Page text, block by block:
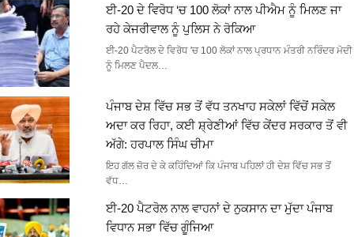
ਈ-20 ਦੇ ਵਿਰੋਧ ‘ਚ 100 ਲੋਕਾਂ ਨਾਲ ਪੀਐਮ ਨੂੰ ਮਿਲਣ ਜਾ
ਰਹੇ ਕੇਜਰੀਵਾਲ ਨੂੰ ਪੁਲਿਸ ਨੇ ਰੋਕਿਆ
ਈ-20 ਪੈਟਰੋਲ ਦੇ ਵਿਰੋਧ 'ਚ 100 ਲੋਕਾਂ ਨਾਲ ਪ੍ਰਧਾਨ ਮੰਤਰੀ ਨਰਿੰਦਰ ਮੋਦੀ
ਨੂੰ ਮਿਲਣ ਪੈਦਲ…
ਪੰਜਾਬ ਦੇਸ਼ ਵਿੱਚ ਸਭ ਤੋਂ ਵੱਧ ਤਨਖਾਹ ਸਕੇਲਾਂ ਵਿੱਚੋਂ ਸਕੇਲ
ਅਦਾ ਕਰ ਰਿਹਾ, ਕਈ ਸ਼੍ਰੇਣੀਆਂ ਵਿੱਚ ਕੇਂਦਰ ਸਰਕਾਰ ਤੋਂ ਵੀ
ਅੱਗੇ: ਹਰਪਾਲ ਸਿੰਘ ਚੀਮਾ
ਇਹ ਗੱਲ ਜ਼ੋਰ ਦੇ ਕੇ ਕਹਿੰਦਿਆਂ ਕਿ ਪੰਜਾਬ ਪਹਿਲਾਂ ਹੀ ਦੇਸ਼ ਵਿੱਚ ਸਭ ਤੋਂ
ਵੱਧ…
ਈ-20 ਪੈਟਰੋਲ ਨਾਲ ਵਾਹਨਾਂ ਦੇ ਨੁਕਸਾਨ ਦਾ ਮੁੱਦਾ ਪੰਜਾਬ
ਵਿਧਾਨ ਸਭਾ ਵਿੱਚ ਗੂੰਜਿਆ